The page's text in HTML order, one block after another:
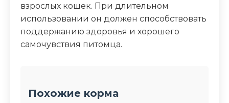
взрослых кошек. При длительном
использовании он должен способствовать
поддержанию здоровья и хорошего
самочувствия питомца.
Похожие корма